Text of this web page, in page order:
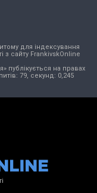
для індексування
з сайту FrankivskOnline
публікується на правах
79, секунд: 0,245